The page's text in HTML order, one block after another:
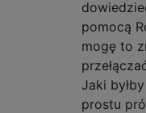
pomocą
mogę to
Jaki
prostu